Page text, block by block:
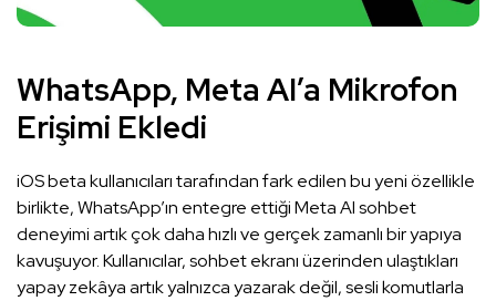
WhatsApp, Meta AI’a Mikrofon
Erişimi Ekledi
iOS beta kullanıcıları tarafından fark edilen bu yeni özellikle
birlikte, WhatsApp’ın entegre ettiği Meta AI sohbet
deneyimi artık çok daha hızlı ve gerçek zamanlı bir yapıya
kavuşuyor. Kullanıcılar, sohbet ekranı üzerinden ulaştıkları
yapay zekâya artık yalnızca yazarak değil, sesli komutlarla